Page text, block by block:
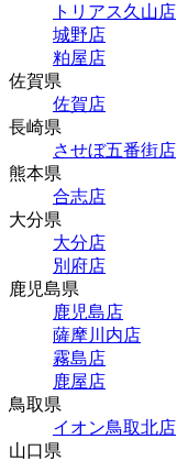
トリアス久山店
城野店
粕屋店
佐賀県
佐賀店
長崎県
させぼ五番街店
熊本県
合志店
大分県
大分店
別府店
鹿児島県
鹿児島店
薩摩川内店
霧島店
鹿屋店
鳥取県
イオン鳥取北店
山口県